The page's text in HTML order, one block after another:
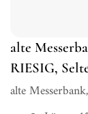
alte
RIESIG,
alte